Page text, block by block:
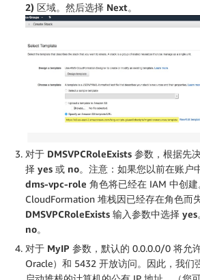
2) 区域。然后选择 Next。
对于 DMSVPCRoleExists 参数，根据先
择 yes 或 no。 注意： 如果您以前在账户
dms-vpc-role 角色将已经在 IAM 中创
CloudFormation 堆栈因已经存在角色而
DMSVPCRoleExists 输入参数中选择 yes
no。
对于 MyIP 参数，默认的 0.0.0.0/0 将允
Oracle）和 5432 开放访问。因此，我们